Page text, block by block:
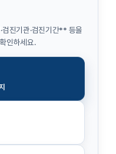
진기관·검진기간** 등을
인하세요.